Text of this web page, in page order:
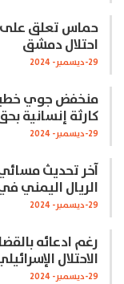
حماس تعلق على
احتلال دمشق
29-ديسمبر- 2024
منخفض جوي
كارثة إنسانية
29-ديسمبر- 2024
آخر تحديث
الريال اليمني
29-ديسمبر- 2024
رغم ادعائه
الاحتلال
29-ديسمبر- 2024